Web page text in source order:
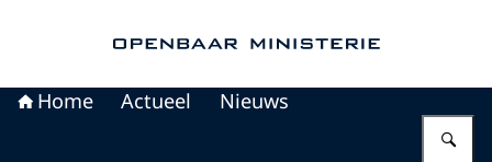
Home Actueel Nieuws